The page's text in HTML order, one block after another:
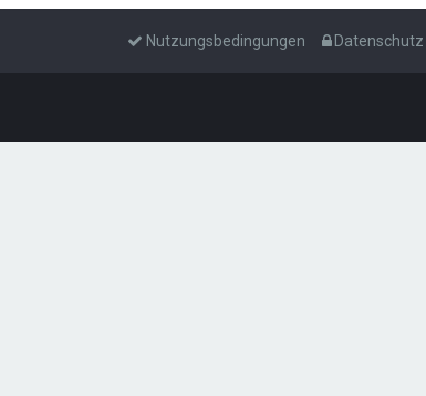
Datenschutz
Nutzungsbedingungen